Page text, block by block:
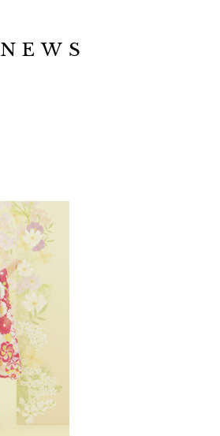
NEWS